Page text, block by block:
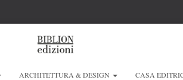
ARCHITETTURA & DESIGN CASA